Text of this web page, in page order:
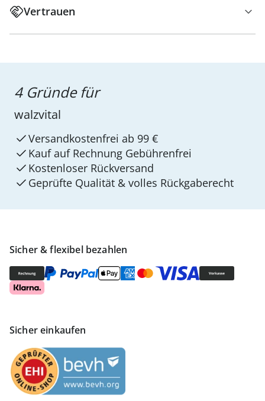
Vertrauen
Sicher & flexibel bezahlen
Sicher einkaufen
4 Gründe für
walzvital
Versandkostenfrei ab 99 €
Kauf auf Rechnung Gebührenfrei
Kostenloser Rückversand
Geprüfte Qualität & volles Rückgaberecht